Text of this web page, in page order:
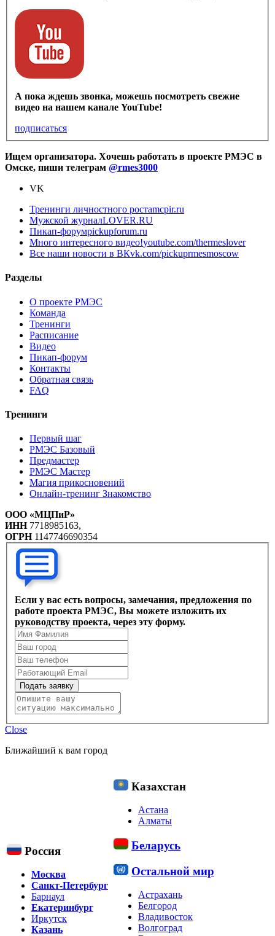
А пока ждешь звонка, можешь посмотреть свежие
видео на нашем канале YouTube!
подписаться
Ищем организатора. Хочешь работать в проекте РМЭС в
Омске, пиши телеграм @rmes3000
VK
Тренинги личностного ростаmcpir.ru
Мужской журналLOVER.RU
Пикап-форумpickupforum.ru
Много интересного видео!youtube.com/thermeslover
Все наши новости в ВКvk.com/pickuprmesmoscow
Разделы
О проекте РМЭС
Команда
Тренинги
Расписание
Видео
Пикап-форум
Контакты
Обратная связь
FAQ
Тренинги
Первый шаг
РМЭС Базовый
Предмастер
РМЭС Мастер
Магия прикосновений
Онлайн-тренинг Знакомство
ООО «МЦПиР»
ИНН7718985163,
ОГРН1147746690354
Если у вас есть вопросы, замечания, предложения по
работе проекта РМЭС, Вы можете изложить их
руководству проекта, через эту форму.
Подать заявку
Close
Ближайший к вам город
Россия
Москва
Санкт-Петербург
Барнаул
Екатеринбург
Иркутск
Казань
Казахстан
Астана
Алматы
Беларусь
Остальной мир
Астрахань
Белгород
Владивосток
Волгоград